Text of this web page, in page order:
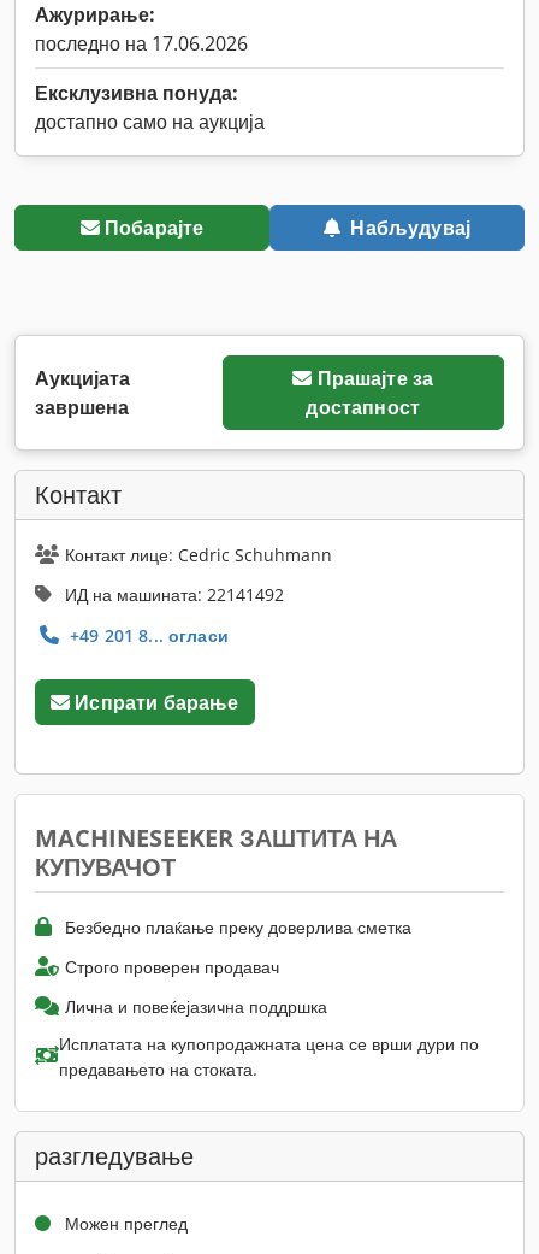
Ажурирање:
последно на 17.06.2026
Ексклузивна понуда:
достапно само на аукција
Побарајте Набљудувај
Аукцијата
завршена
Прашајте за
достапност
Контакт
Контакт лице: Cedric Schuhmann
ИД на машината: 22141492
+49 201 8... огласи
Испрати барање
MACHINESEEKER ЗАШТИТА НА
КУПУВАЧОТ
Безбедно плаќање преку доверлива сметка
Строго проверен продавач
Лична и повеќејазична поддршка
Исплатата на купопродажната цена се врши дури по
предавањето на стоката.
разгледување
Можен преглед